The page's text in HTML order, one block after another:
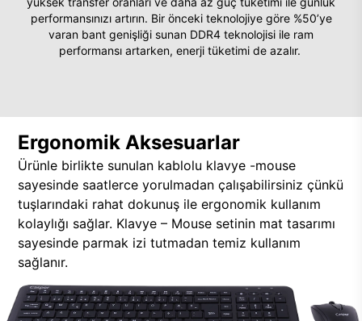
performansınızı artırın. Bir önceki teknolojiye göre %50’ye
varan bant genişliği sunan DDR4 teknolojisi ile ram
performansı artarken, enerji tüketimi de azalır.
Ergonomik Aksesuarlar
Ürünle birlikte sunulan kablolu klavye -mouse
sayesinde saatlerce yorulmadan çalışabilirsiniz çünkü
tuşlarındaki rahat dokunuş ile ergonomik kullanım
kolaylığı sağlar. Klavye – Mouse setinin mat tasarımı
sayesinde parmak izi tutmadan temiz kullanım
sağlanır.